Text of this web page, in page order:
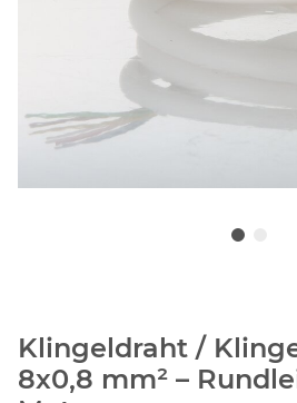
Klingeldraht /
8x0,8 mm² –